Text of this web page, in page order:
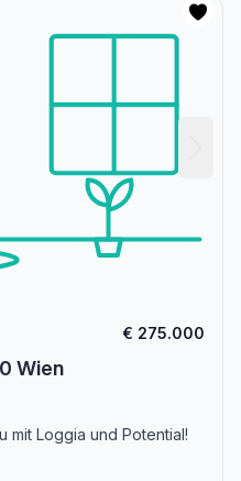
€ 275.000
Wien
mit Loggia und Potential!